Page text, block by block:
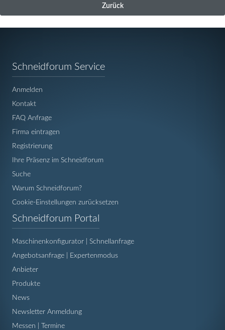
Zurück
Schneidforum Service
Anmelden
Kontakt
FAQ Anfrage
Firma eintragen
Registrierung
Ihre Präsenz im Schneidforum
Suche
Warum Schneidforum?
Cookie-Einstellungen zurücksetzen
Schneidforum Portal
Maschinenkonfigurator | Schnellanfrage
Angebotsanfrage | Expertenmodus
Anbieter
Produkte
News
Newsletter Anmeldung
Messen | Termine